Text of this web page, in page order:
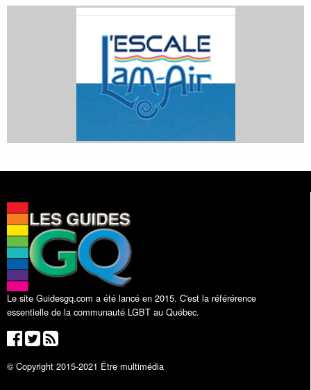
Le site Guidesgq.com a été lancé en 2015. C'est la référérence
essentielle de la communauté LGBT au Québec.
© Copyright 2015-2021 Être multimédia